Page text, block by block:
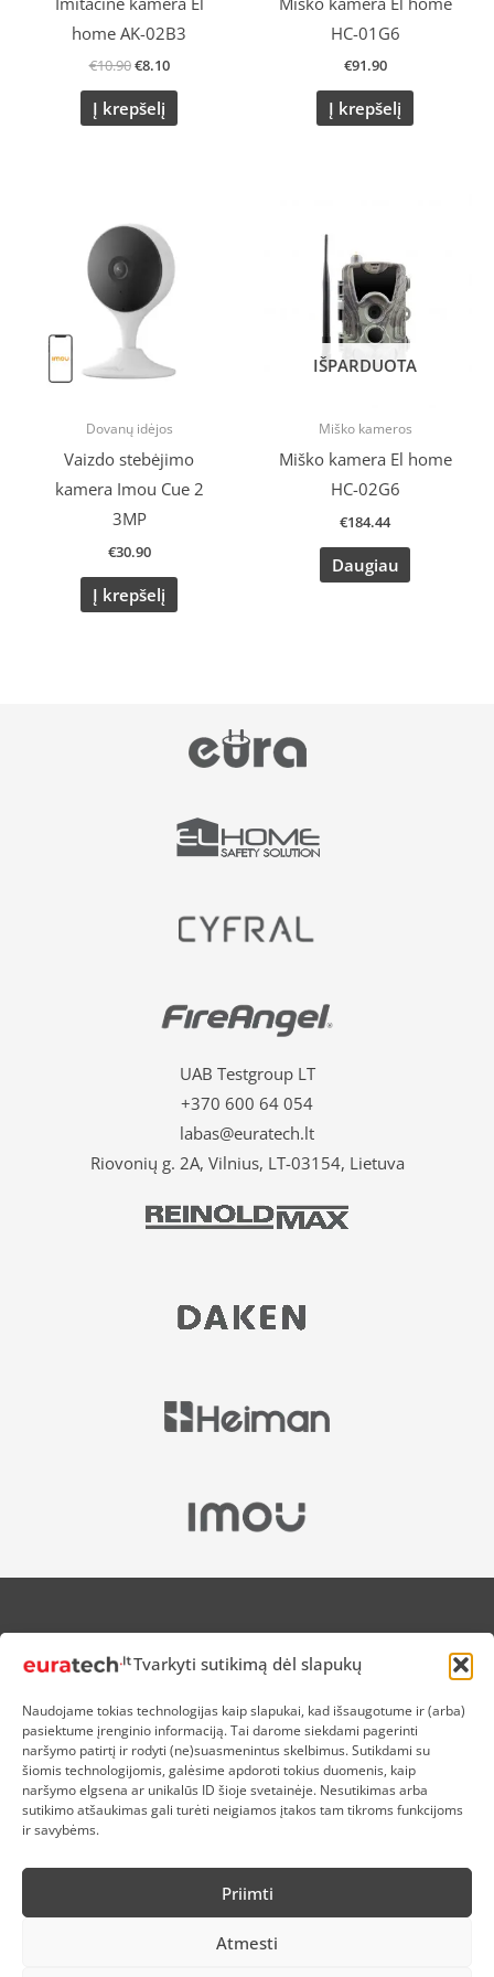
Tvarkyti sutikimą dėl slapukų
Naudojame tokias technologijas kaip slapukai, kad išsaugotume ir (arba)
pasiektume įrenginio informaciją. Tai darome siekdami pagerinti
naršymo patirtį ir rodyti (ne)suasmenintus skelbimus. Sutikdami su
šiomis technologijomis, galėsime apdoroti tokius duomenis, kaip
naršymo elgsena ar unikalūs ID šioje svetainėje. Nesutikimas arba
sutikimo atšaukimas gali turėti neigiamos įtakos tam tikroms funkcijoms
ir savybėms.
Priimti
Atmesti
home AK-02B3
€10.90€8.10
Į krepšelį
HC-01G6
€91.90
Į krepšelį
Dovanų idėjos
Vaizdo stebėjimo
kamera Imou Cue 2
3MP
€30.90
Į krepšelį
IŠPARDUOTA
Miško kameros
Miško kamera El home
HC-02G6
€184.44
Daugiau
UAB Testgroup LT
+370 600 64 054
labas@euratech.lt
Riovonių g. 2A, Vilnius, LT-03154, Lietuva
APIE MUS
NUOLAIDOS HEROJAMS
PREKIŲ IR PINIGŲ GRĄŽINIMAS
ATSISKAITYMAS
D.U.K
KOKYBĖS POLITIKA
SLAPUKŲ POLITIKA
SĄLYGOS IR TAISYKLĖS
ELEKTRONIKOS RŪŠIAVIMAS